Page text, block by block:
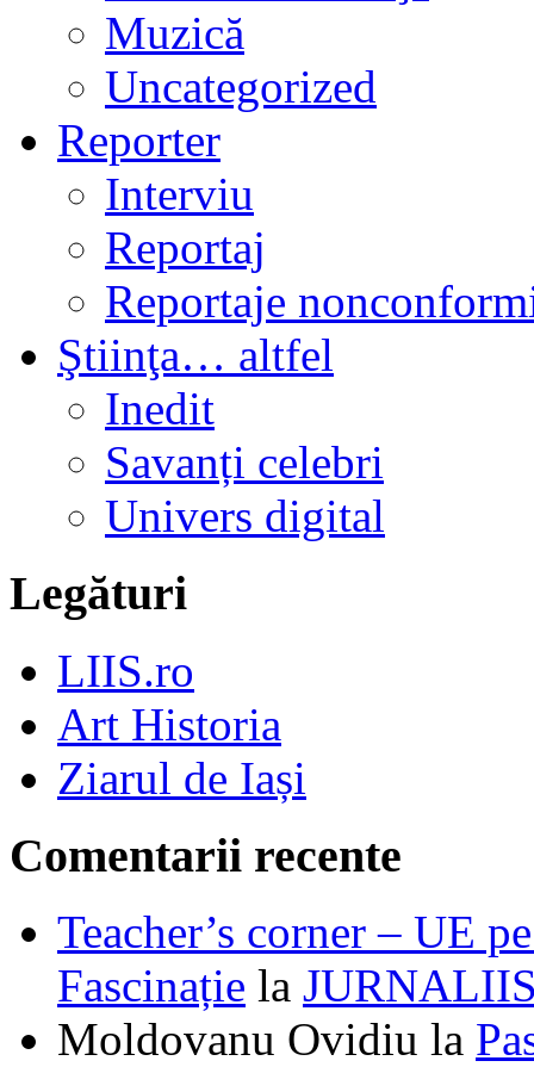
Muzică
Uncategorized
Reporter
Interviu
Reportaj
Reportaje
Ştiinţa… altfel
Inedit
Savanți celebri
Univers digital
Legături
LIIS.ro
Art Historia
Ziarul de Iași
Comentarii recente
Teacher’s corner – UE
Fascinație la
Moldovanu Ovidiu la